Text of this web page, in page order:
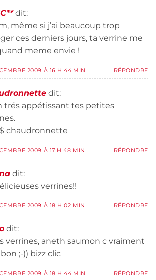
dit:
même si j’ai beaucoup trop
ces derniers jours, ta verrine me
meme envie !
2009 À 16 H 44 MIN RÉPONDRE
dit:
trés appétissant tes petites
chaudronnette
2009 À 17 H 48 MIN RÉPONDRE
dit:
verrines!!
2009 À 18 H 02 MIN RÉPONDRE
dit:
verrines, aneth saumon c vraiment
;-)) bizz clic
2009 À 18 H 44 MIN RÉPONDRE